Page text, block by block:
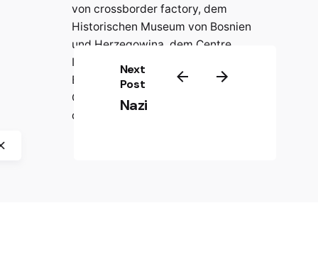
Next
Post
Nazi
von crossborder factory, dem
Historischen Museum von Bosnien
und Herzegowina, dem Centre
International de Formation
Européenne (CIFE) und der
Gedenkstätte Jasenovac
durchgeführt wurde.